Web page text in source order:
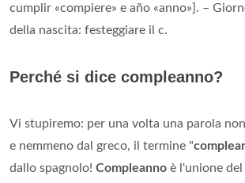
cumplir «compiere» e año «anno»]. –
della nascita: festeggiare il c.
Perché si dice compleanno?
Vi stupiremo: per una volta una parola
e nemmeno dal greco, il termine "
dallo spagnolo! Compleanno è l'unione